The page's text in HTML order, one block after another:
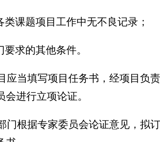
课题项目工作中无不良记录；
求的其他条件。
应当填写项目任务书，经项目负
进行立项论证。
门根据专家委员会论证意见，拟